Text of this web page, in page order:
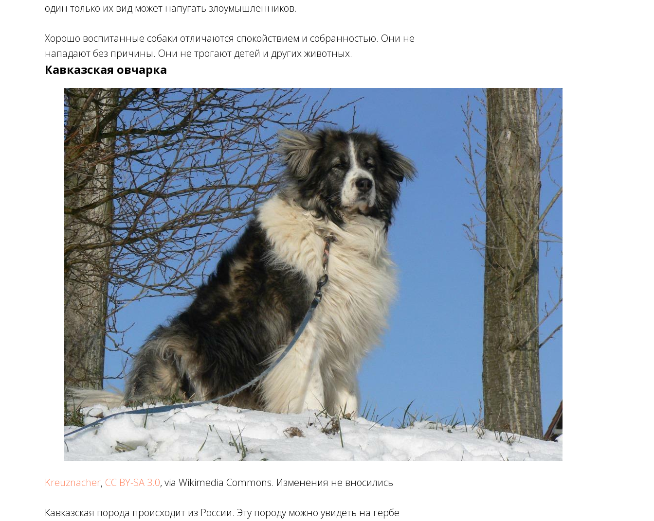
один только их вид может напугать злоумышленников.
Хорошо воспитанные собаки отличаются спокойствием и собранностью. Они не
нападают без причины. Они не трогают детей и других животных.
Кавказская овчарка
Kreuznacher, CC BY-SA 3.0, via Wikimedia Commons. Изменения не вносились
Кавказская порода происходит из России. Эту породу можно увидеть на гербе